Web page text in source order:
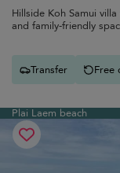
Hillside Koh Samui
and family-friendly
Transfer Free
Plai Laem beach